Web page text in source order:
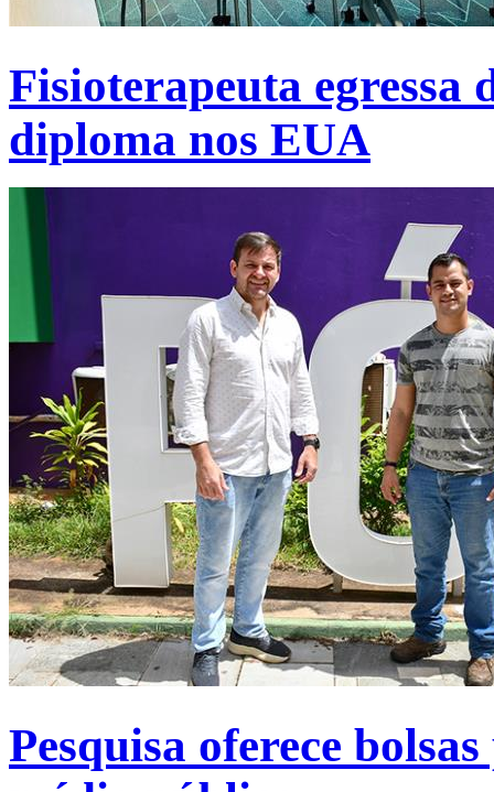
Fisioterapeuta egressa
diploma nos EUA
Pesquisa oferece